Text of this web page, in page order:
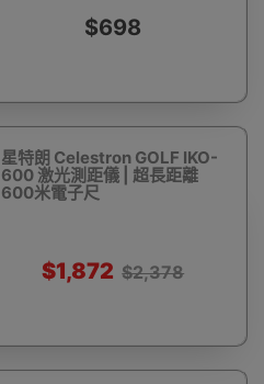
$698
星特朗 Celestron GOLF IKO-
600 激光測距儀 | 超長距離
600米電子尺
$1,872 $2,378